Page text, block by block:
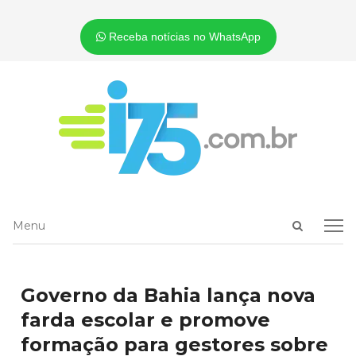
Receba notícias no WhatsApp
Open
Menu
Menu
Governo da Bahia lança nova
farda escolar e promove
formação para gestores sobre